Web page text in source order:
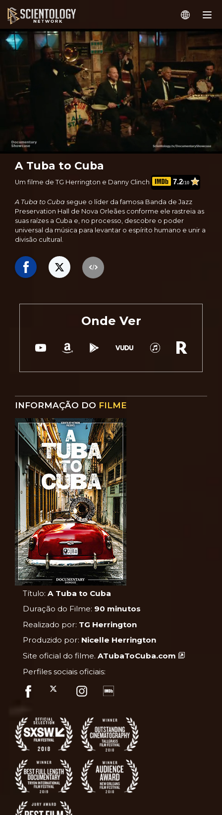
A Tuba to Cuba
Um filme de TG Herrington e Danny Clinch 7.2/10
A Tuba to Cuba segue o líder da famosa Banda de Jazz
Preservation Hall de Nova Orleães conforme ele rastreia as
suas raízes a Cuba e, no processo, descobre o poder
universal da música para levantar o espírito humano e unir a
divisão cultural.
Onde Ver
INFORMAÇÃO DO FILME
Título: A Tuba to Cuba
Duração do Filme: 90 minutos
Realizado por: TG Herrington
Produzido por: Nicelle Herrington
Site oficial do filme. ATubaToCuba.com
Perfiles sociais oficiais: